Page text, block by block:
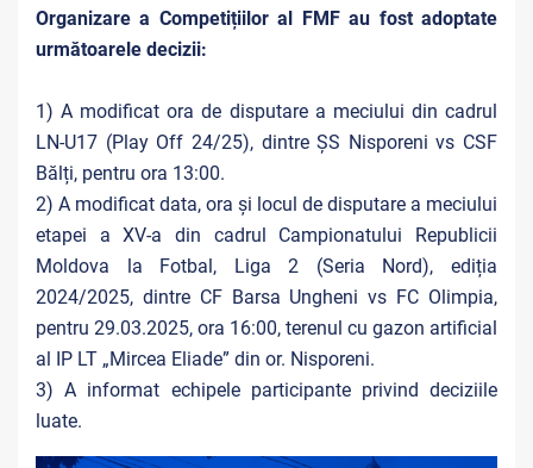
Organizare a Competițiilor al FMF au fost adoptate
următoarele decizii:
1) A modificat ora de disputare a meciului din cadrul
LN-U17 (Play Off 24/25), dintre ȘS Nisporeni vs CSF
Bălți, pentru ora 13:00.
2) A modificat data, ora și locul de disputare a meciului
etapei a XV-a din cadrul Campionatului Republicii
Moldova la Fotbal, Liga 2 (Seria Nord), ediția
2024/2025, dintre CF Barsa Ungheni vs FC Olimpia,
pentru 29.03.2025, ora 16:00, terenul cu gazon artificial
al IP LT „Mircea Eliade” din or. Nisporeni.
3) A informat echipele participante privind deciziile
luate.